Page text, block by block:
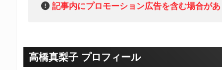
記事内にプロモーション広告を含む場合が
高橋真梨子 プロフィール